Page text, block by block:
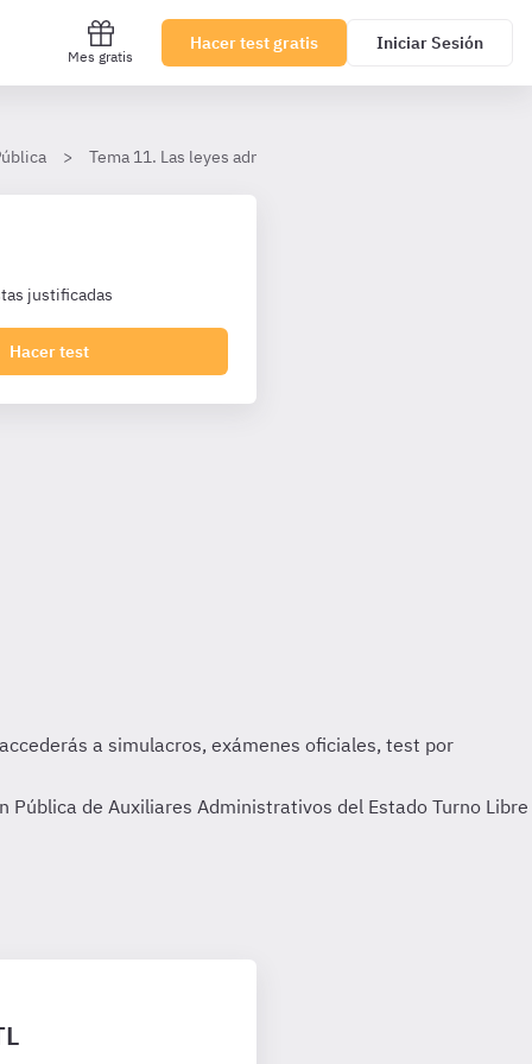
Mes gratis
Hacer test gratis Iniciar Sesión
Tema 11. Las leyes administrativas. El procedimiento
justificadas
Hacer test
de Auxiliares Administrativos del Estado Turno Libre